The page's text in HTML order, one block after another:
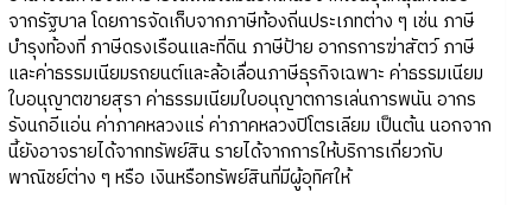
จากรัฐบาล โดยการจัดเก็บจากภาษีท้องถิ่นประเภทต่าง ๆ เช่น ภาษี
บำรุงท้องที่ ภาษีดรงเรือนและที่ดิน ภาษีป้าย อากรการฆ่าสัตว์ ภาษี
และค่าธรรมเนียมรถยนต์และล้อเลื่อนภาษีธุรกิจเฉพาะ ค่าธรรมเนียม
ใบอนุญาตขายสุรา ค่าธรรมเนียมใบอนุญาตการเล่นการพนัน อากร
รังนกอีแอ่น ค่าภาคหลวงแร่ ค่าภาคหลวงปิโตรเลียม เป็นต้น นอกจาก
นี้ยังอาจรายได้จากทรัพย์สิน รายได้จากการให้บริการเกี่ยวกับ
พาณิชย์ต่าง ๆ หรือ เงินหรือทรัพย์สินที่มีผู้อุทิศให้